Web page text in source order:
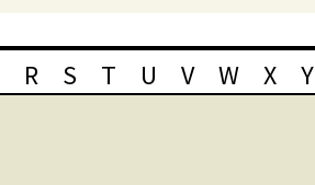
R S T U V W X Y